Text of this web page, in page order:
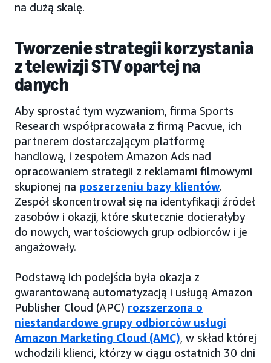
na dużą skalę.
Tworzenie strategii korzystania
z telewizji STV opartej na
danych
Aby sprostać tym wyzwaniom, firma Sports
Research współpracowała z firmą Pacvue, ich
partnerem dostarczającym platformę
handlową, i zespołem Amazon Ads nad
opracowaniem strategii z reklamami filmowymi
skupionej na poszerzeniu bazy klientów.
Zespół skoncentrował się na identyfikacji źródeł
zasobów i okazji, które skutecznie docierałyby
do nowych, wartościowych grup odbiorców i je
angażowały.
Podstawą ich podejścia była okazja z
gwarantowaną automatyzacją i usługą Amazon
Publisher Cloud (APC) rozszerzona o
niestandardowe grupy odbiorców usługi
Amazon Marketing Cloud (AMC), w skład której
wchodzili klienci, którzy w ciągu ostatnich 30 dni